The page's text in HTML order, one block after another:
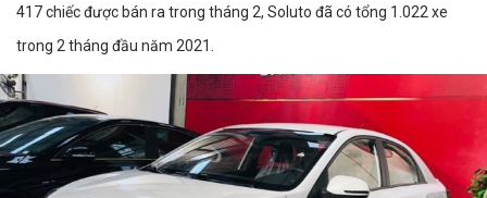
417 chiếc được bán ra trong tháng 2, Soluto đã có tổng 1.022 xe
trong 2 tháng đầu năm 2021.